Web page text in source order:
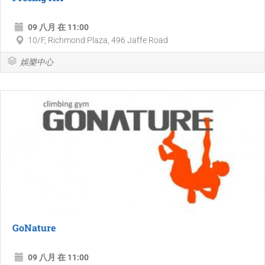
09 八月 在 11:00
10/F, Richmond Plaza, 496 Jaffe Road
娛樂中心
GoNature
09 八月 在 11:00